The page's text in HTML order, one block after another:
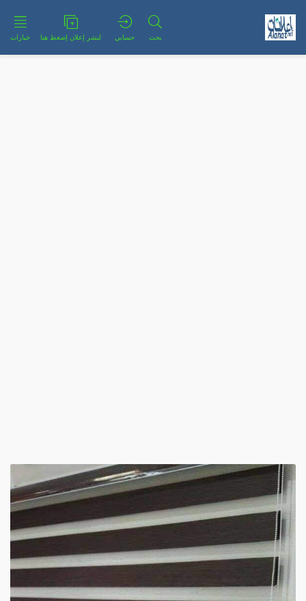
بحث حسابي لنشر إعلان إضغط هنا خيارات